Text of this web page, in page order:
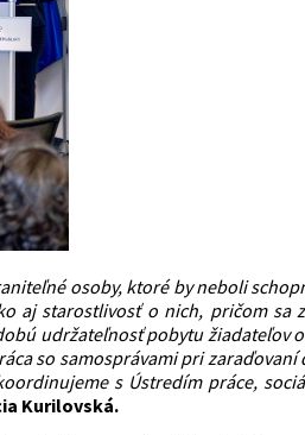
osoby, ktoré by neboli
aj starostlivosť o nich, pričom sa
udržateľnosť pobytu žiadateľov
so samosprávami pri
s Ústredím práce,
Kurilovská.